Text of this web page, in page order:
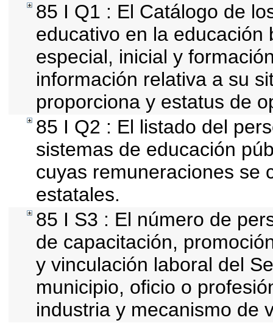
85 I Q1 : El Catálogo de
educativo en la educación
especial, inicial y
información relativa a su
proporciona y estatus de
85 I Q2 : El listado del
sistemas de educación
cuyas remuneraciones se
estatales.
85 I S3 : El número de
de capacitación,
y vinculación laboral del
municipio, oficio o
industria y mecanismo de